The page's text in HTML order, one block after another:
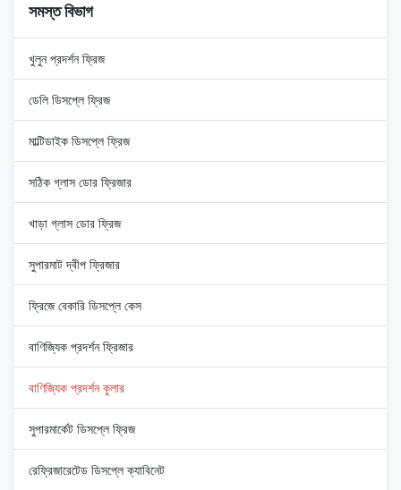
সমস্ত বিভাগ
খুলুন প্রদর্শন ফ্রিজ
ডেলি ডিসপ্লে ফ্রিজ
মাল্টিডাইক ডিসপ্লে ফ্রিজ
সঠিক গ্লাস ডোর ফ্রিজার
খাড়া গ্লাস ডোর ফ্রিজ
সুপারমাট দ্বীপ ফ্রিজার
ফ্রিজে বেকারি ডিসপ্লে কেস
বাণিজ্যিক প্রদর্শন ফ্রিজার
বাণিজ্যিক প্রদর্শন কুলার
সুপারমার্কেট ডিসপ্লে ফ্রিজ
রেফ্রিজারেটেড ডিসপ্লে ক্যাবিনেট